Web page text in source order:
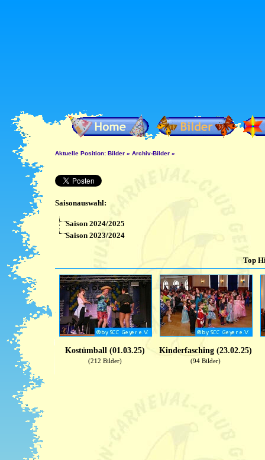
Aktuelle Position: Bilder » Archiv-Bilder »
Saisonauswahl:
Saison 2024/2025
Saison 2023/2024
Top
Kostümball (01.03.25)
(212 Bilder)
Kinderfasching (23.02.25)
(94 Bilder)